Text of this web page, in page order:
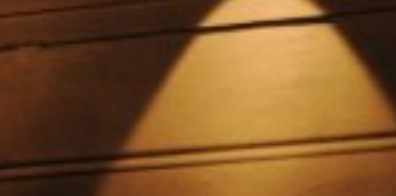
L’OnR avec vous
Visites de l’Opéra de
Strasbourg